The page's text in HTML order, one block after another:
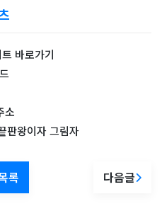
바로가기
소
판왕이자 그림자
록 다음글